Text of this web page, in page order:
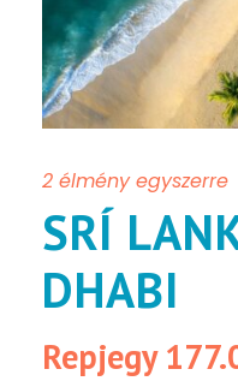
2 élmény egyszerre
SRÍ
DHABI
Repjegy